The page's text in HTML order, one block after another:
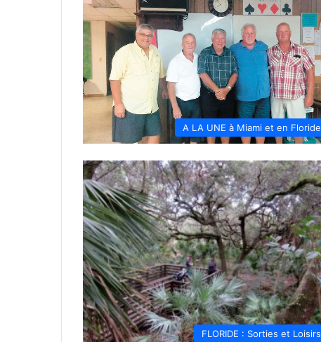
A LA UNE à Miami et en Floride
FLORIDE : Sorties et Loisirs